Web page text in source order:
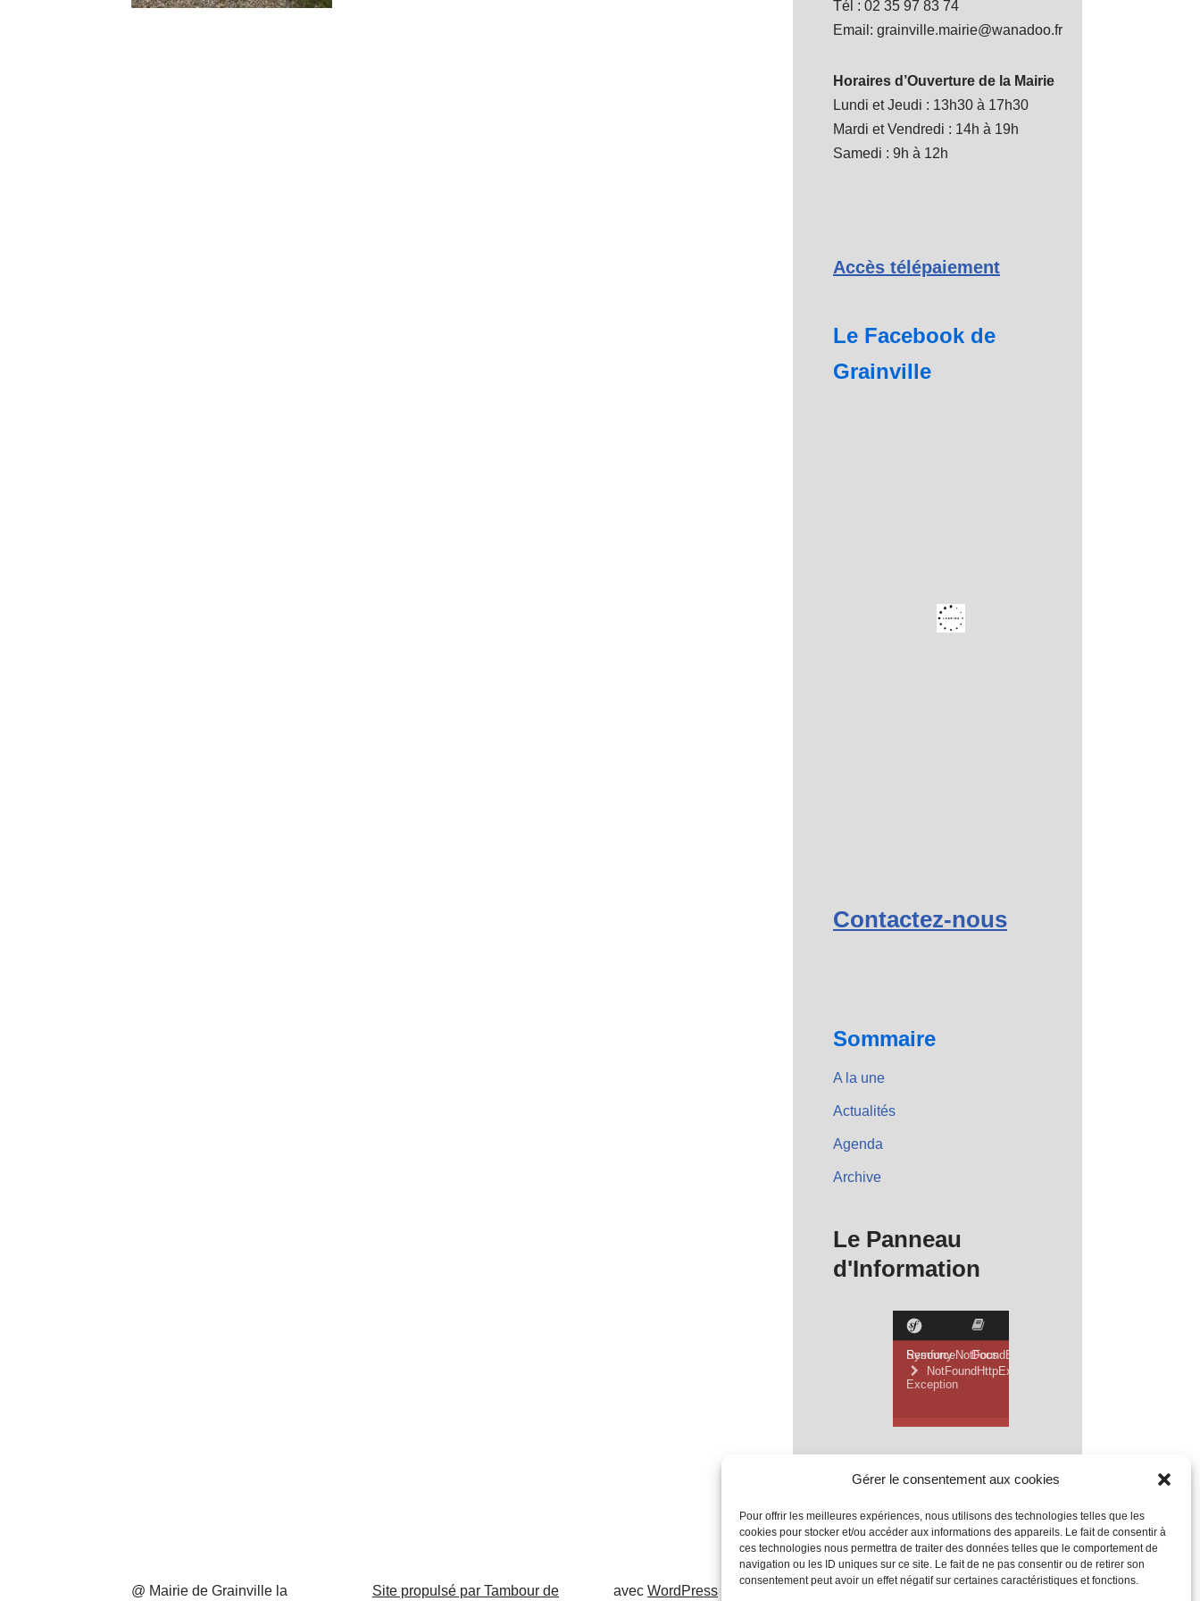
Gérer le consentement aux cookies
Pour offrir les meilleures expériences, nous utilisons des technologies telles que les
cookies pour stocker et/ou accéder aux informations des appareils. Le fait de consentir à
ces technologies nous permettra de traiter des données telles que le comportement de
navigation ou les ID uniques sur ce site. Le fait de ne pas consentir ou de retirer son
consentement peut avoir un effet négatif sur certaines caractéristiques et fonctions.
Tél : 02 35 97 83 74
Email: grainville.mairie@wanadoo.fr
Horaires d’Ouverture de la Mairie
Lundi et Jeudi : 13h30 à 17h30
Mardi et Vendredi : 14h à 19h
Samedi : 9h à 12h
Accès télépaiement
Le Facebook de
Grainville
Contactez-nous
Sommaire
A la une
Actualités
Agenda
Archive
Le Panneau
d'Information
@ Mairie de Grainville la Site propulsé par Tambour de avec WordPress Mentions Légales